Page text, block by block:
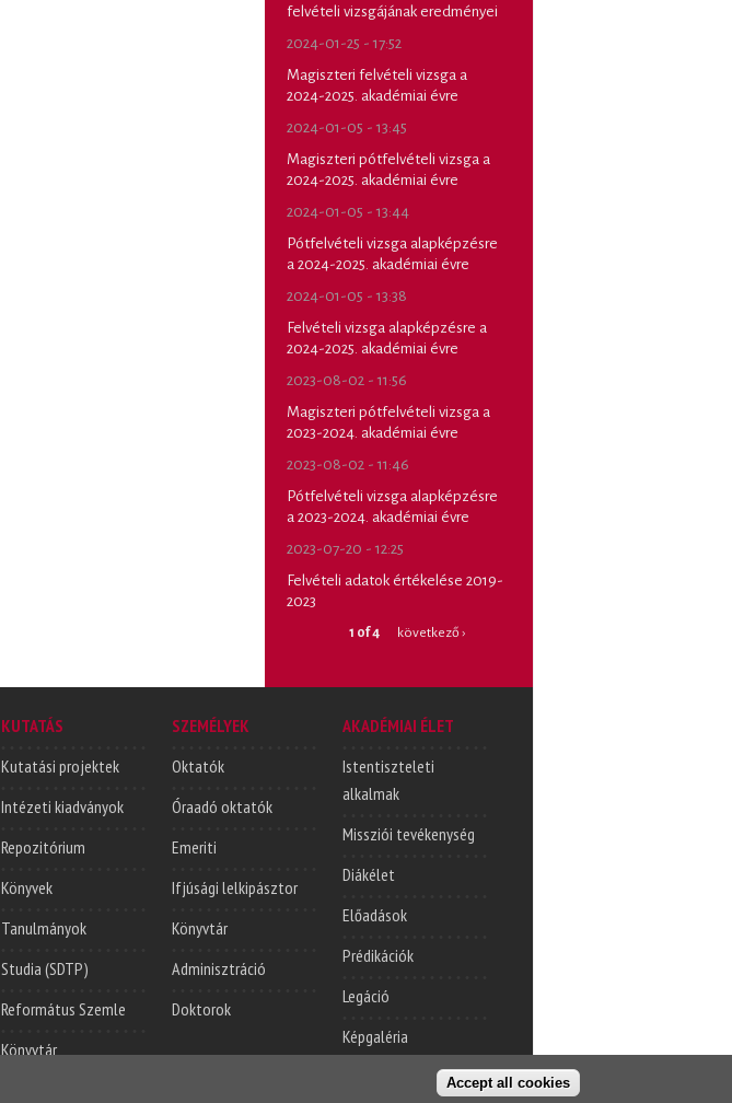
felvételi vizsgájának eredményei
2024-01-25 - 17:52
Magiszteri felvételi vizsga a
2024-2025. akadémiai évre
2024-01-05 - 13:45
Magiszteri pótfelvételi vizsga a
2024-2025. akadémiai évre
2024-01-05 - 13:44
Pótfelvételi vizsga alapképzésre
a 2024-2025. akadémiai évre
2024-01-05 - 13:38
Felvételi vizsga alapképzésre a
2024-2025. akadémiai évre
2023-08-02 - 11:56
Magiszteri pótfelvételi vizsga a
2023-2024. akadémiai évre
2023-08-02 - 11:46
Pótfelvételi vizsga alapképzésre
a 2023-2024. akadémiai évre
2023-07-20 - 12:25
Felvételi adatok értékelése 2019-
2023
1 of 4 következő ›
KUTATÁS
Kutatási projektek
Intézeti kiadványok
Repozitórium
Könyvek
Tanulmányok
Studia (SDTP)
Református Szemle
Könyvtár
SZEMÉLYEK
Oktatók
Óraadó oktatók
Emeriti
Ifjúsági lelkipásztor
Könyvtár
Adminisztráció
Doktorok
AKADÉMIAI ÉLET
Istentiszteleti
alkalmak
Missziói tevékenység
Diákélet
Előadások
Prédikációk
Legáció
Képgaléria
Accept all cookies